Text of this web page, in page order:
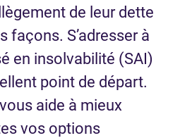
de leur dette
façons. S’adresser à
en insolvabilité (SAI)
point de départ.
aide à mieux
vos options